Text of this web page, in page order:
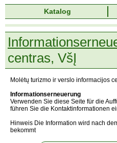
Katalog
centras, VšĮ
Molėtų turizmo ir verslo informacijos
Informationserneuerung
Verwenden Sie diese Seite für die
führen Sie die Kontaktinformationen
Hinweis Die Information wird nach
bekommt